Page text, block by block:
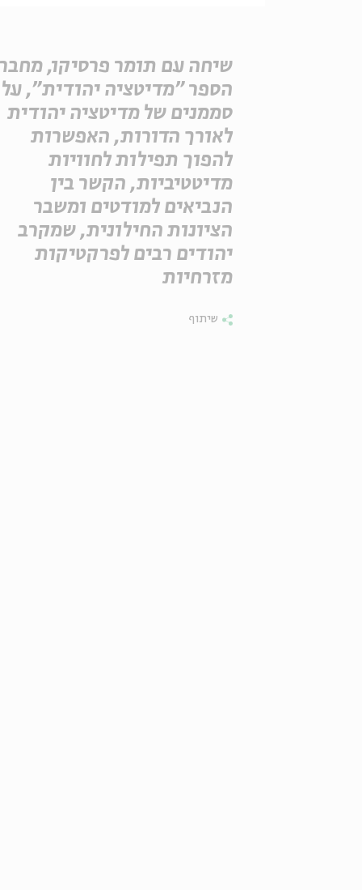
שיחה עם תומר פרסיקו,
הספר "מדיטציה יהודית", על
סממנים של מדיטציה יהודית
לאורך הדורות, האפשרות
להפוך תפילות לחוויות
מדיטטיביות, הקשר בין
הנביאים למודטים ומשבר
הציונות החילונית, שמקרב
יהודים רבים לפרקטיקות
מזרחיות
שיתוף